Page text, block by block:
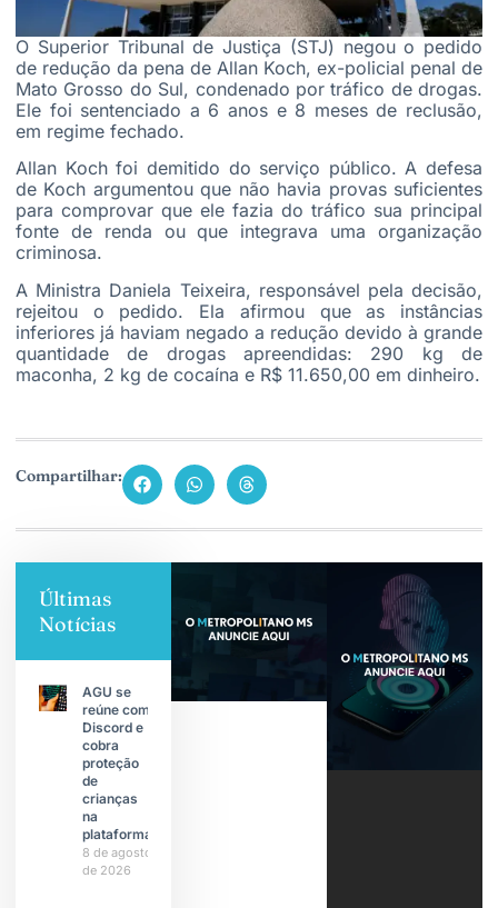
O Superior Tribunal de Justiça (STJ) negou o pedido
de redução da pena de Allan Koch, ex-policial penal de
Mato Grosso do Sul, condenado por tráfico de drogas.
Ele foi sentenciado a 6 anos e 8 meses de reclusão,
em regime fechado.
Allan Koch foi demitido do serviço público. A defesa
de Koch argumentou que não havia provas suficientes
para comprovar que ele fazia do tráfico sua principal
fonte de renda ou que integrava uma organização
criminosa.
A Ministra Daniela Teixeira, responsável pela decisão,
rejeitou o pedido. Ela afirmou que as instâncias
inferiores já haviam negado a redução devido à grande
quantidade de drogas apreendidas: 290 kg de
maconha, 2 kg de cocaína e R$ 11.650,00 em dinheiro.
Compartilhar:
Últimas
Notícias
AGU se
reúne com
Discord e
cobra
proteção
de
crianças
na
plataforma
8 de agosto
de 2026